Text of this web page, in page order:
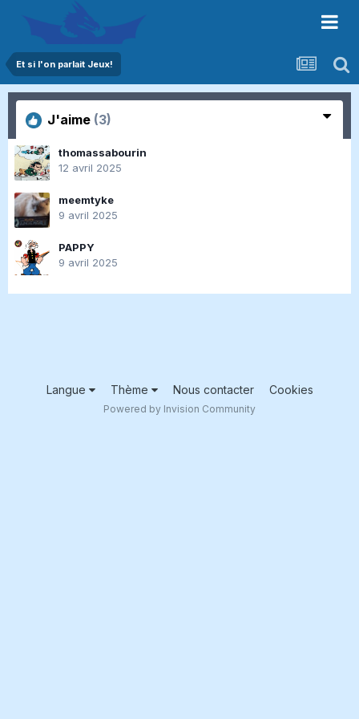
Et si l'on parlait Jeux!
J'aime (3)
thomassabourin
12 avril 2025
meemtyke
9 avril 2025
PAPPY
9 avril 2025
Langue Thème Nous contacter Cookies
Powered by Invision Community